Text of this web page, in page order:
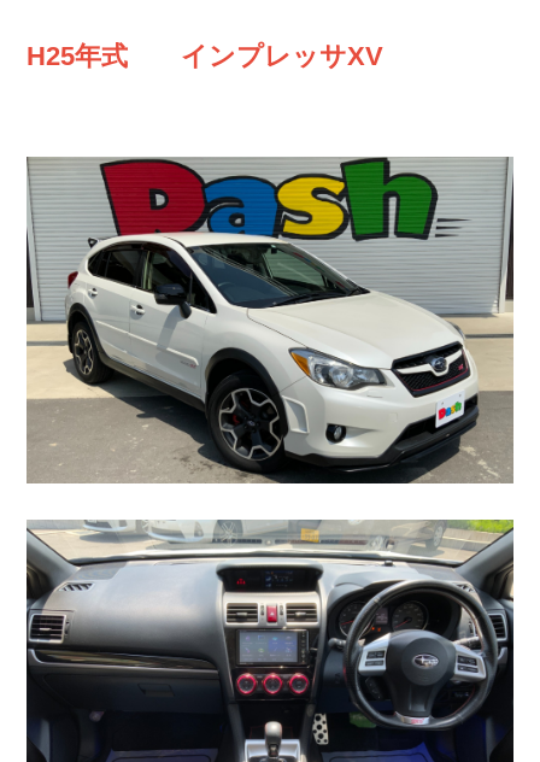
H25年式 インプレッサXV